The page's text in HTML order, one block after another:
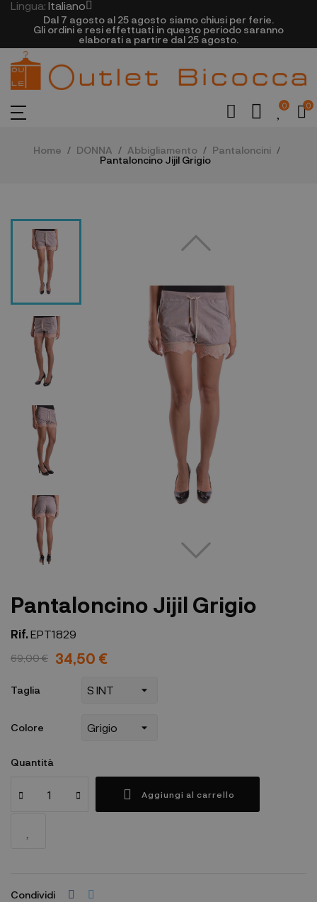
Lingua: Italiano
Dal 7 agosto al 25 agosto siamo chiusi per ferie.
Gli ordini e resi effettuati in questo periodo saranno
elaborati a partire dal 25 agosto.
0 0
Home DONNA Abbigliamento
Pantaloncini
Pantaloncino Jijil Grigio
Pantaloncino Jijil Grigio
Rif.EPT1829
69,00 € 34,50 €
Taglia
Colore
Quantità
Aggiungi al carrello
Condividi